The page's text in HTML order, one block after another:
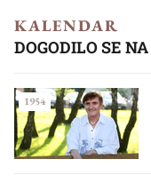
KALENDAR
DOGODILO SE
1954